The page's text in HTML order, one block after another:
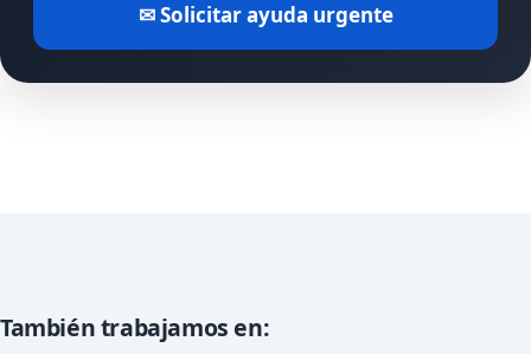
✉ Solicitar ayuda urgente
También trabajamos en: